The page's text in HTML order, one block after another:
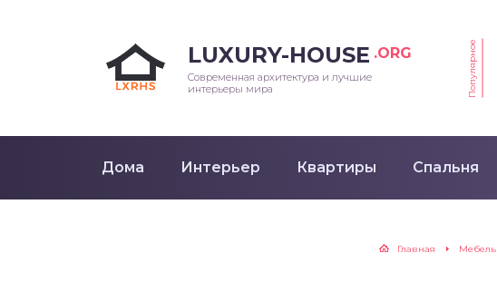
LUXURY-HOUSE .ORG
Современная архитектура и лучшие
интерьеры мира
Популярное
Дома Интерьер Квартиры Спальня
Главная Мебель